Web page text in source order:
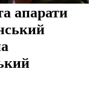
апарати